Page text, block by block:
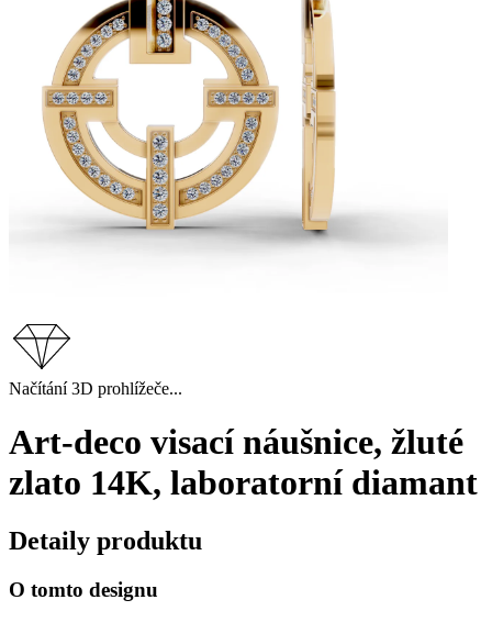
Načítání 3D prohlížeče...
Art-deco visací náušnice, žluté
zlato 14K, laboratorní diamant
Detaily produktu
O tomto designu